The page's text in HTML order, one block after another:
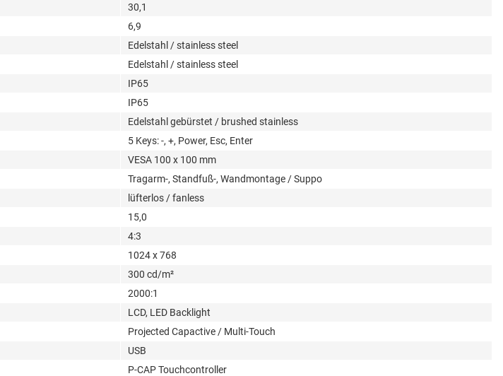
30,1
6,9
Edelstahl / stainless steel
Edelstahl / stainless steel
IP65
IP65
Edelstahl gebürstet / brushed stainless
5 Keys: -, +, Power, Esc, Enter
VESA 100 x 100 mm
Tragarm-, Standfuß-, Wandmontage / Suppo
lüfterlos / fanless
15,0
4:3
1024 x 768
300 cd/m²
2000:1
LCD, LED Backlight
Projected Capactive / Multi-Touch
USB
P-CAP Touchcontroller